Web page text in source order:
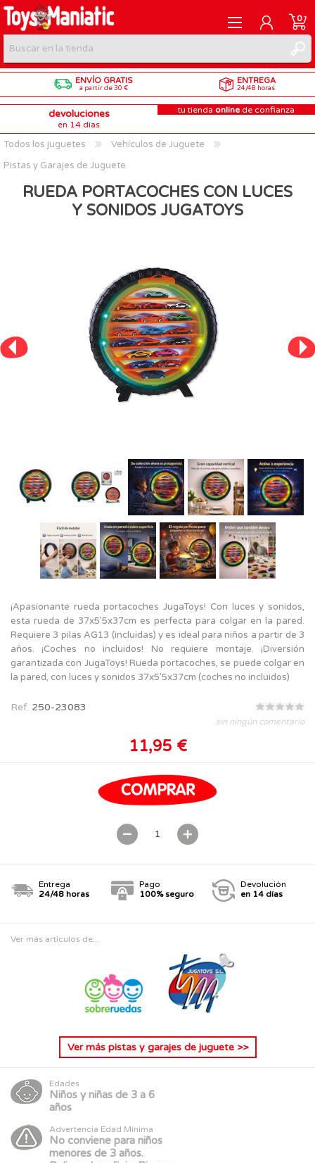
REGISTRARME
INICIAR SESIÓN
0
ENVÍO GRATIS
a partir de 30 €
ENTREGA
24/48 horas
devoluciones
en 14 días
tu tienda online de confianza
Todos los juguetes
Vehículos de Juguete
Pistas y Garajes de Juguete
RUEDA PORTACOCHES CON LUCES
Y SONIDOS JUGATOYS
¡Apasionante rueda portacoches JugaToys! Con luces y sonidos,
esta rueda de 37x5'5x37cm es perfecta para colgar en la pared.
Requiere 3 pilas AG13 (incluidas) y es ideal para niños a partir de 3
años. ¡Coches no incluidos! No requiere montaje. ¡Diversión
garantizada con JugaToys! Rueda portacoches, se puede colgar en
la pared, con luces y sonidos 37x5'5x37cm (coches no incluidos)
Ref. 250-23083
sin ningún comentario
11,95 €
Entrega
24/48 horas
Pago
100% seguro
Devolución
en 14 días
Ver más artículos de...
Ver más pistas y garajes de juguete>>
Edades
Niños y niñas de 3 a 6
años
Advertencia Edad Mínima
No conviene para niños
menores de 3 años.